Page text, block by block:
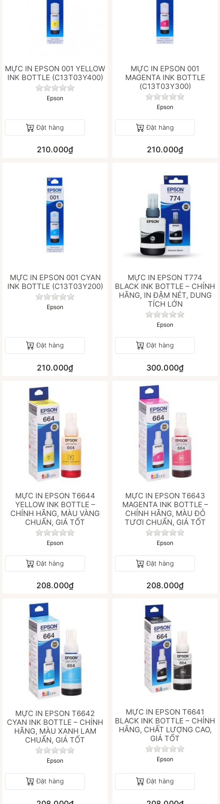
MỰC IN EPSON 001 YELLOW
INK BOTTLE (C13T03Y400)
Chưa có đánh giá nào cho sản phẩm này.
Epson
Đặt hàng
210.000₫
MỰC IN EPSON 001
MAGENTA INK BOTTLE
(C13T03Y300)
Chưa có đánh
Epson
Đặt hàng
210.000₫
MỰC IN EPSON 001 CYAN
INK BOTTLE (C13T03Y200)
Chưa có đánh giá nào cho sản phẩm này.
Epson
Đặt hàng
210.000₫
MỰC IN EPSON T774
BLACK INK BOTTLE – CHÍNH
HÃNG, IN ĐẬM NÉT, DUNG
TÍCH LỚN
Chưa có đánh
Epson
Đặt hàng
300.000₫
MỰC IN EPSON T6644
YELLOW INK BOTTLE –
CHÍNH HÃNG, MÀU VÀNG
CHUẨN, GIÁ TỐT
Chưa có đánh giá nào cho sản phẩm này.
Epson
Đặt hàng
208.000₫
MỰC IN EPSON T6643
MAGENTA INK BOTTLE –
CHÍNH HÃNG, MÀU ĐỎ
TƯƠI CHUẨN, GIÁ TỐT
Chưa có đánh
Epson
Đặt hàng
208.000₫
MỰC IN EPSON T6642
CYAN INK BOTTLE – CHÍNH
HÃNG, MÀU XANH LAM
CHUẨN, GIÁ TỐT
Chưa có đánh giá nào cho sản phẩm này.
Epson
Đặt hàng
MỰC IN EPSON T6641
BLACK INK BOTTLE – CHÍNH
HÃNG, CHẤT LƯỢNG CAO,
GIÁ TỐT
Chưa có đánh
Epson
Đặt hàng